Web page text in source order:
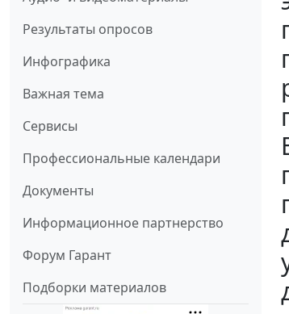
Результаты опросов
Инфографика
Важная тема
Сервисы
Профессиональные календари
Документы
Информационное партнерство
Форум Гарант
Подборки материалов